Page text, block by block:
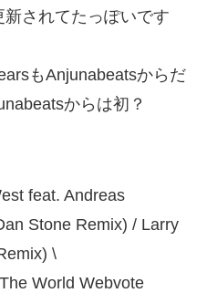
されてたっぽいです
もAnjunabeatsからだ
からは初？
feat. Andreas
Stone Remix) / Larry
\
World Webvote